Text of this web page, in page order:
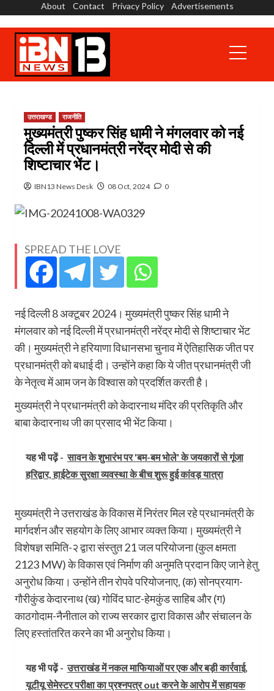
content
About Contact Privacy Policy Advertisements
Menu
उत्तराखण्ड राजनीति
मुख्यमंत्री पुष्कर सिंह धामी ने मंगलवार को नई
दिल्ली में प्रधानमंत्री नरेंद्र मोदी से की
शिष्टाचार भेंट।
IBN13 News Desk 08 Oct, 2024 0
SPREAD THE LOVE
नई दिल्ली 8 अक्टूबर 2024। मुख्यमंत्री पुष्कर सिंह धामी ने
मंगलवार को नई दिल्ली में प्रधानमंत्री नरेंद्र मोदी से शिष्टाचार भेंट
की। मुख्यमंत्री ने हरियाणा विधानसभा चुनाव में ऐतिहासिक जीत पर
प्रधानमंत्री को बधाई दी। उन्होंने कहा कि ये जीत प्रधानमंत्री जी
के नेतृत्व में आम जन के विश्वास को प्रदर्शित करती है।
मुख्यमंत्री ने प्रधानमंत्री को केदारनाथ मंदिर की प्रतिकृति और
बाबा केदारनाथ जी का प्रसाद भी भेंट किया।
यह भी पढ़ें - सावन के शुभारंभ पर 'बम-बम भोले' के जयकारों से गूंजा
हरिद्वार, हाईटेक सुरक्षा व्यवस्था के बीच शुरू हुई कांवड़ यात्रा
मुख्यमंत्री ने उत्तराखंड के विकास में निरंतर मिल रहे प्रधानमंत्री के
मार्गदर्शन और सहयोग के लिए आभार व्यक्त किया। मुख्यमंत्री ने
विशेषज्ञ समिति-२ द्वारा संस्तुत 21 जल परियोजना (कुल क्षमता
2123 MW) के विकास एवं निर्माण की अनुमति प्रदान किए जाने हेतु
अनुरोध किया। उन्होंने तीन रोपवे परियोजनाए, (क) सोनप्रयाग-
गौरीकुंड केदारनाथ (ख) गोविंद घाट-हेमकुंड साहिब और (ग)
काठगोदाम-नैनीताल को राज्य सरकार द्वारा विकास और संचालन के
लिए हस्तांतरित करने का भी अनुरोध किया।
यह भी पढ़ें - उत्तराखंड में नकल माफियाओं पर एक और बड़ी कार्रवाई,
यूटीयू सेमेस्टर परीक्षा का प्रश्नपत्र out करने के आरोप में सहायक